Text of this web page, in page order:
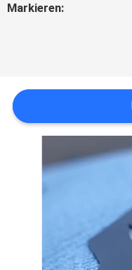
SITEMAP
PRIVACY
Markieren: